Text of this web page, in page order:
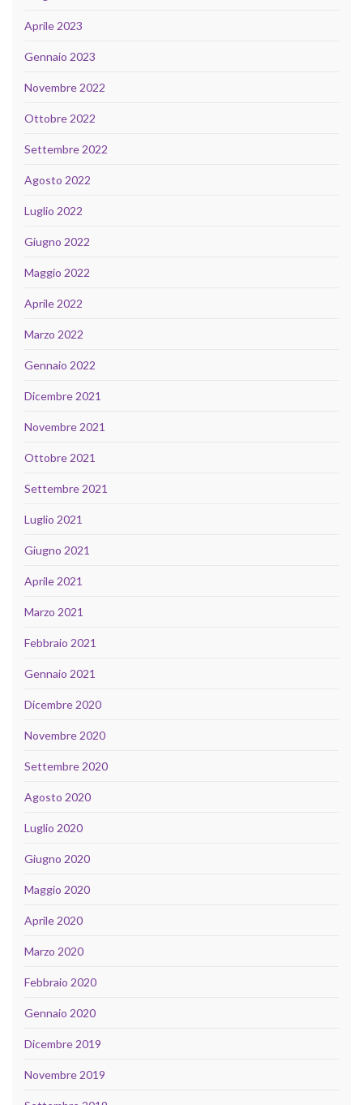
Aprile 2023
Gennaio 2023
Novembre 2022
Ottobre 2022
Settembre 2022
Agosto 2022
Luglio 2022
Giugno 2022
Maggio 2022
Aprile 2022
Marzo 2022
Gennaio 2022
Dicembre 2021
Novembre 2021
Ottobre 2021
Settembre 2021
Luglio 2021
Giugno 2021
Aprile 2021
Marzo 2021
Febbraio 2021
Gennaio 2021
Dicembre 2020
Novembre 2020
Settembre 2020
Agosto 2020
Luglio 2020
Giugno 2020
Maggio 2020
Aprile 2020
Marzo 2020
Febbraio 2020
Gennaio 2020
Dicembre 2019
Novembre 2019